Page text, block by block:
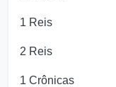
1 Reis
2 Reis
1 Crônicas